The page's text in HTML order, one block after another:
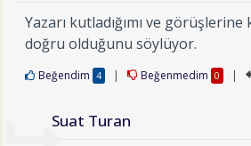
Yazarı kutladığımı ve
doğru olduğunu söylüyor.
Beğendim 4 | Beğenmedim 0 |
Suat Turan